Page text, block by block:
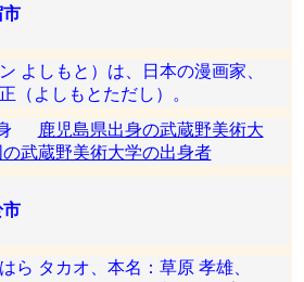
よしもと）は、日本の漫画家、
（よしもとただし）。
身
鹿児島県出身の武蔵野美術大
武蔵野美術大学の出身者
ら タカオ、本名：草原 孝雄、